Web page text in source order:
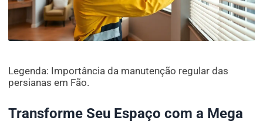
Legenda: Importância da manutenção regular das
persianas em Fão.
Transforme Seu Espaço com a Mega